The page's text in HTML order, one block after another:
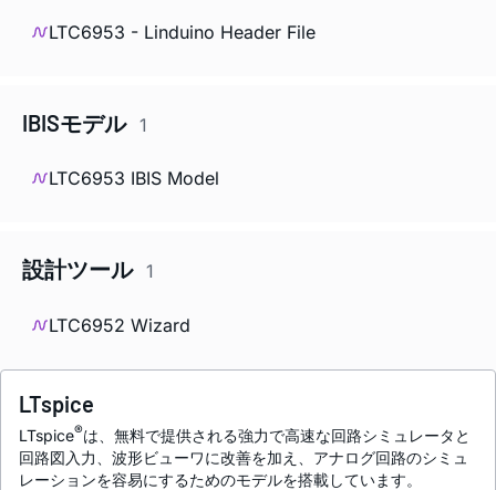
LTC6953 - Linduino Header File
IBISモデル 1
LTC6953 IBIS Model
設計ツール 1
LTC6952 Wizard
LTspice
LTspice®は、無料で提供される強力で高速な回路シミュレータと
回路図入力、波形ビューワに改善を加え、アナログ回路のシミュ
レーションを容易にするためのモデルを搭載しています。